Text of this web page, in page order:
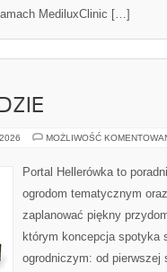
MediluxClinic […]
MOŻLIWOŚĆ
Portal Hellerówka to
ogrodom tematycznym
zaplanować piękny
którym koncepcja spotyka
ogrodniczym: od pierwszej